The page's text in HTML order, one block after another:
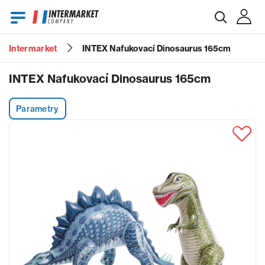
Heslo
Zapomenuté heslo?
Intermarket INTEX Nafukovací Dinosaurus 165cm
INTEX Nafukovací Dinosaurus 165cm
Parametry